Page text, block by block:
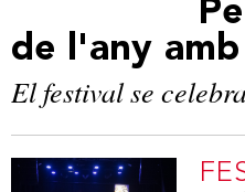
de l'any
El festival se